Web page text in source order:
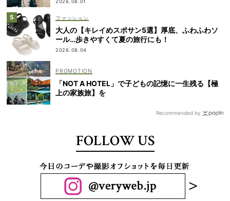
2026.08.01
ファッション
大人の【キレイめスポサン5選】厚底、ふわふわソ
ール…歩きやすくて夏の旅行にも！
2026.08.04
「NOT A HOTEL」で子どもの記憶に一生残る【極
上の家族旅】を
Recommended by
FOLLOW US